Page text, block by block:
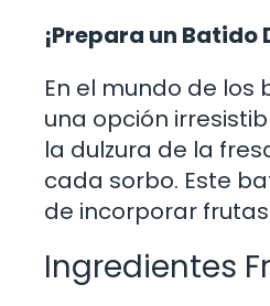
¡Prepara un Batido
En el mundo de
una opción
la dulzura de la
cada sorbo. Este
de incorporar
Ingredientes